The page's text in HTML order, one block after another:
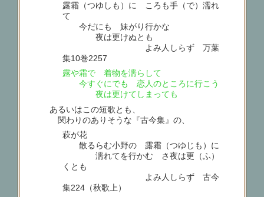
露霜（つゆしも）に ころも手（で）濡れ
て
今だにも 妹がり行かな
夜は更けぬとも
よみ人しらず 万葉
集10巻2257
露や霜で 着物を濡らして
今すぐにでも 恋人のところに行こう
夜は更けてしまっても
あるいはこの短歌とも、
関わりのありそうな『古今集』の、
萩が花
散るらむ小野の 露霜（つゆじも）に
濡れてを行かむ さ夜は更（ふ）
くとも
よみ人しらず 古今
集224（秋歌上）